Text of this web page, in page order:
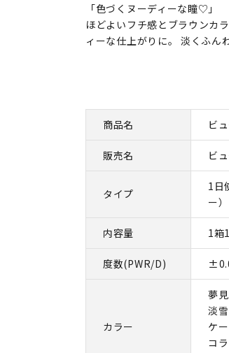
「色づくヌーディーな瞳♡」
ほどよいフチ感とブラウンカ
ィーな仕上がりに。 淡くふん
商品名 ビ
販売名 ビ
タイプ
1日
ー）
内容量 1箱
度数(PWR/D)
カラー
夢
淡
ケ
コ